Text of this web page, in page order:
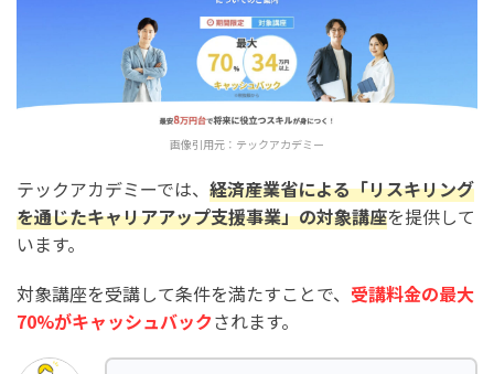
画像引用元： テックアカデミー
テックアカデミーでは、 経済産業省による「リスキリング
を通じたキャリアアップ支援事業」の対象講座を提供して
います。
対象講座を受講して条件を満たすことで、 受講料金の最大
70%がキャッシュバックされます。